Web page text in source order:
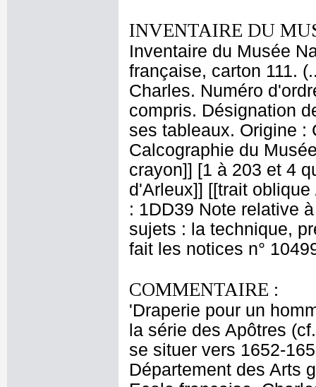
INVENTAIRE DU
Inventaire du Musée
française, carton 111.
Charles. Numéro
compris. Désignation
ses tableaux. Origine :
Calcographie du
crayon]] [1 à 203 et 4
d'Arleux]] [[trait
: 1DD39 Note relative
sujets : la technique,
fait les notices n°
COMMENTAIRE :
'Draperie pour un
la série des Apôtres
se situer vers 1652-
Département des Arts